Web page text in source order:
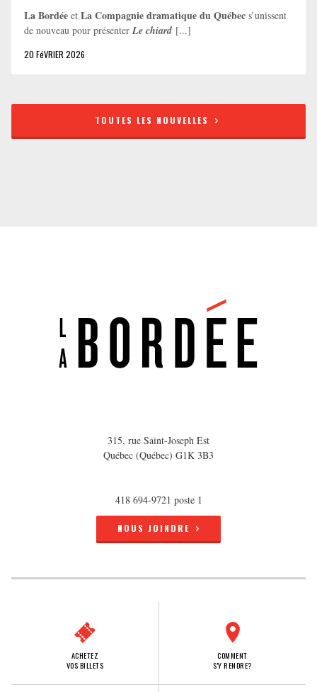
La Bordée et La Compagnie dramatique du Québec s’unissent
de nouveau pour présenter Le chiard [...]
20 FéVRIER 2026
TOUTES LES NOUVELLES
315, rue Saint-Joseph Est
Québec (Québec) G1K 3B3
418 694-9721 poste 1
NOUS JOINDRE
ACHETEZ
VOS BILLETS
COMMENT
S'Y RENDRE?